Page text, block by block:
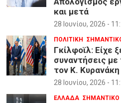
και μετά
28 Ιουνίου, 2026 -
ΠΟΛΙΤΙΚΗ
Γκίλφοϊλ: Είχε
συναντήσεις με
τον Κ. Κυρανάκη
28 Ιουνίου, 2026 -
ΕΛΛΑΔΑ ΣΗΜΑΝΤΙΚΟ